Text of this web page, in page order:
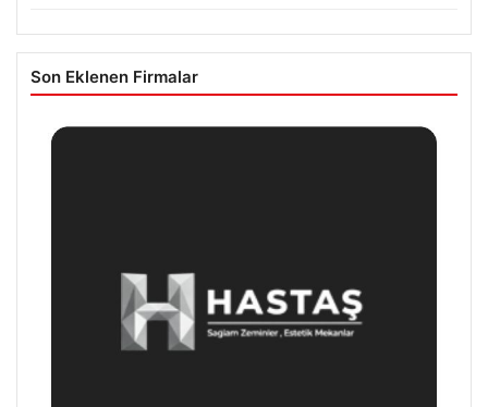
Son Eklenen Firmalar